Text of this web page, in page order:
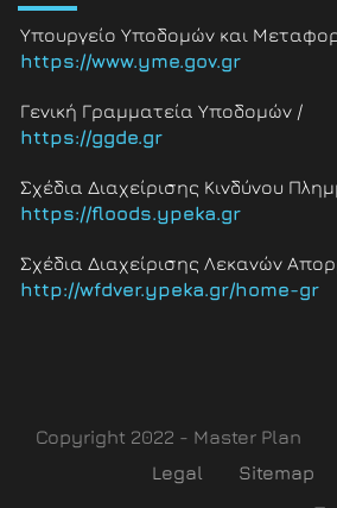
Υπουργείο Υποδομών και
https://www.yme.gov.gr
Γενική Γραμματεία Υποδομών /
https://ggde.gr
Σχέδια Διαχείρισης Κινδύνου
https://floods.ypeka.gr
Σχέδια Διαχείρισης Λεκανών
http://wfdver.ypeka.gr/home-gr
Copyright 2022 - Master Plan
Legal
Sitemap